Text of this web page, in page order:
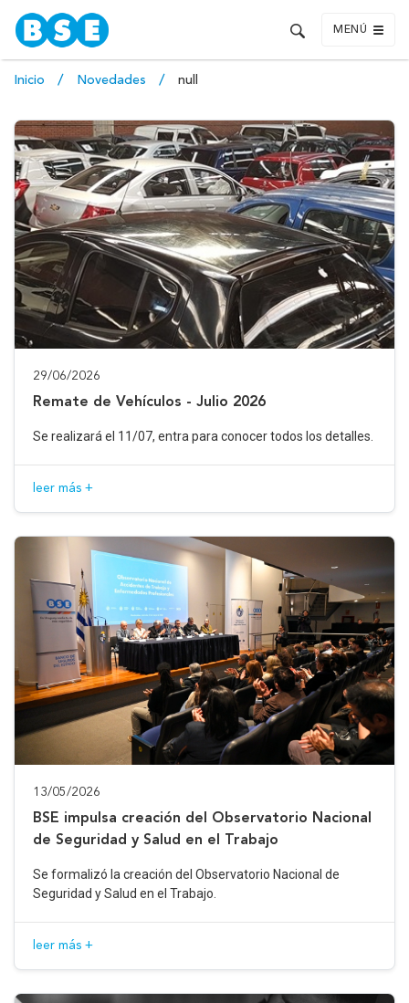
MENÚ
Inicio Novedades null
29/06/2026
Remate de Vehículos - Julio 2026
Se realizará el 11/07, entra para conocer todos los detalles.
leer más +
13/05/2026
BSE impulsa creación del Observatorio Nacional
de Seguridad y Salud en el Trabajo
Se formalizó la creación del Observatorio Nacional de
Seguridad y Salud en el Trabajo.
leer más +